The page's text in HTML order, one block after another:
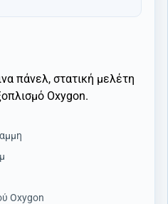
πάνελ, στατική μελέτη
Oxygon.
Oxygon